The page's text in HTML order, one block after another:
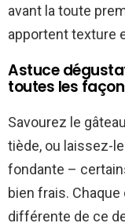
avant la toute
apportent texture
Astuce
toutes les
Savourez le gâteau
tiède, ou laissez-
fondante –
bien frais.
différente de ce